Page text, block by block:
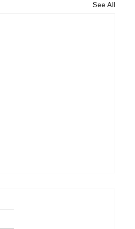
See All
살아가는 동안 수많은 기대